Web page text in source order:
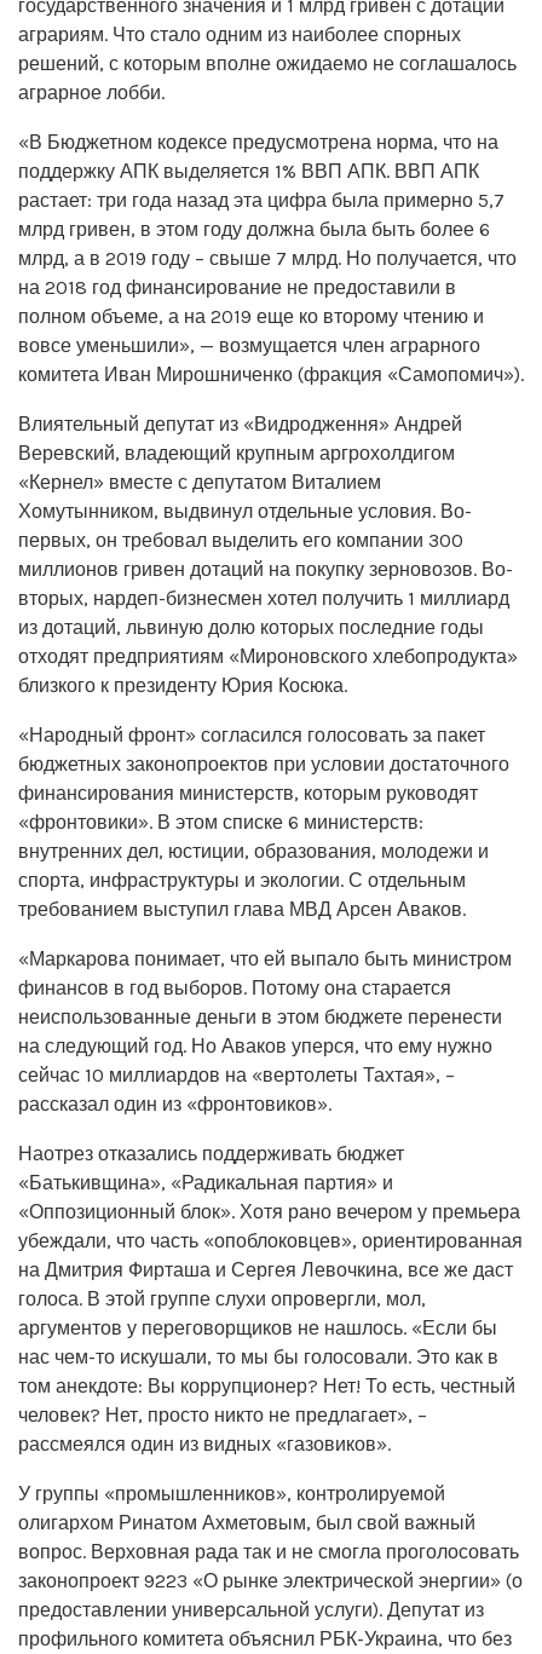
государственного значения и 1 млрд гривен с дотаций
аграриям. Что стало одним из наиболее спорных
решений, с которым вполне ожидаемо не соглашалось
аграрное лобби.
«В Бюджетном кодексе предусмотрена норма, что на
поддержку АПК выделяется 1% ВВП АПК. ВВП АПК
растает: три года назад эта цифра была примерно 5,7
млрд гривен, в этом году должна была быть более 6
млрд, а в 2019 году – свыше 7 млрд. Но получается, что
на 2018 год финансирование не предоставили в
полном объеме, а на 2019 еще ко второму чтению и
вовсе уменьшили», — возмущается член аграрного
комитета Иван Мирошниченко (фракция «Самопомич»).
Влиятельный депутат из «Видродження» Андрей
Веревский, владеющий крупным аргрохолдигом
«Кернел» вместе с депутатом Виталием
Хомутынником, выдвинул отдельные условия. Во-
первых, он требовал выделить его компании 300
миллионов гривен дотаций на покупку зерновозов. Во-
вторых, нардеп-бизнесмен хотел получить 1 миллиард
из дотаций, львиную долю которых последние годы
отходят предприятиям «Мироновского хлебопродукта»
близкого к президенту Юрия Косюка.
«Народный фронт» согласился голосовать за пакет
бюджетных законопроектов при условии достаточного
финансирования министерств, которым руководят
«фронтовики». В этом списке 6 министерств:
внутренних дел, юстиции, образования, молодежи и
спорта, инфраструктуры и экологии. С отдельным
требованием выступил глава МВД Арсен Аваков.
«Маркарова понимает, что ей выпало быть министром
финансов в год выборов. Потому она старается
неиспользованные деньги в этом бюджете перенести
на следующий год. Но Аваков уперся, что ему нужно
сейчас 10 миллиардов на «вертолеты Тахтая», –
рассказал один из «фронтовиков».
Наотрез отказались поддерживать бюджет
«Батькивщина», «Радикальная партия» и
«Оппозиционный блок». Хотя рано вечером у премьера
убеждали, что часть «опоблоковцев», ориентированная
на Дмитрия Фирташа и Сергея Левочкина, все же даст
голоса. В этой группе слухи опровергли, мол,
аргументов у переговорщиков не нашлось. «Если бы
нас чем-то искушали, то мы бы голосовали. Это как в
том анекдоте: Вы коррупционер? Нет! То есть, честный
человек? Нет, просто никто не предлагает», –
рассмеялся один из видных «газовиков».
У группы «промышленников», контролируемой
олигархом Ринатом Ахметовым, был свой важный
вопрос. Верховная рада так и не смогла проголосовать
законопроект 9223 «О рынке электрической энергии» (о
предоставлении универсальной услуги). Депутат из
профильного комитета объяснил РБК-Украина, что без